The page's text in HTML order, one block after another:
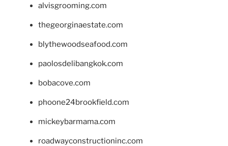
alvisgrooming.com
thegeorginaestate.com
blythewoodseafood.com
paolosdelibangkok.com
bobacove.com
phoone24brookfield.com
mickeybarmama.com
roadwayconstructioninc.com